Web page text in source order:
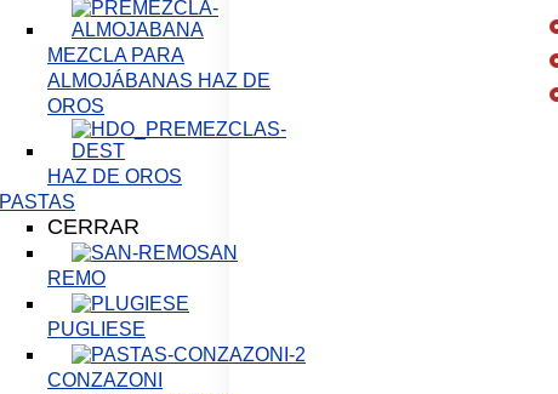
MEZCLA PARA
ALMOJÁBANAS HAZ DE
OROS
HAZ DE OROS
PASTAS
CERRAR
SAN
REMO
PUGLIESE
CONZAZONI